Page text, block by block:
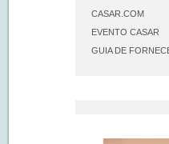
CASAR.COM
EVENTO CASAR
GUIA DE